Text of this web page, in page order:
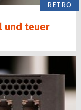
RETRO
und teuer